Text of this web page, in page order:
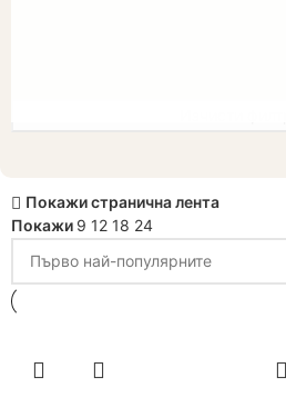
Покажи странична лента
Покажи 9 12 18 24